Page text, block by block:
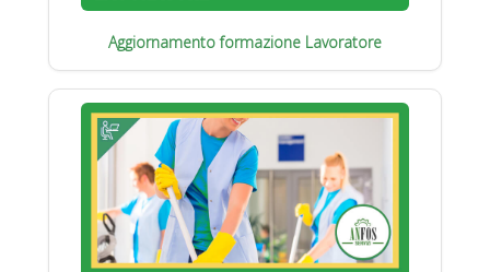
Aggiornamento formazione Lavoratore